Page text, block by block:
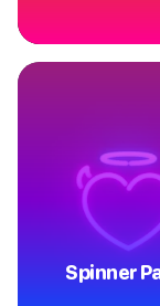
Spinner